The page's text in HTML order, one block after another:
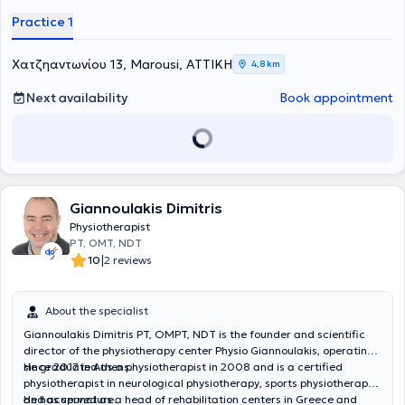
related, rheumatic, cardiac, and respiratory conditions, as well as
since 1998. In a bright 150 sq.m. space, aided by reliable and
continuously updated equipment, and with a focus on the patient, all
conditions requiring physiotherapeutic intervention are treated.
above all respect and understanding of human pain, ensure the
correct application of physiotherapeutic procedures aiming for the
Practice 1
Χατζηαντωνίου 13, Marousi, ΑΤΤΙΚΗ 4,8 km
Next availability Book appointment
Giannoulakis Dimitris
Physiotherapist
PT, OMT, NDT
10|2 reviews
About the specialist
Giannoulakis Dimitris PT, OMPT, NDT is the founder and scientific
director of the physiotherapy center Physio Giannoulakis, operating
since 2017 in Athens.
He graduated as a physiotherapist in 2008 and is a certified
physiotherapist in neurological physiotherapy, sports physiotherapy,
and acupuncture.
He has served as a head of rehabilitation centers in Greece and